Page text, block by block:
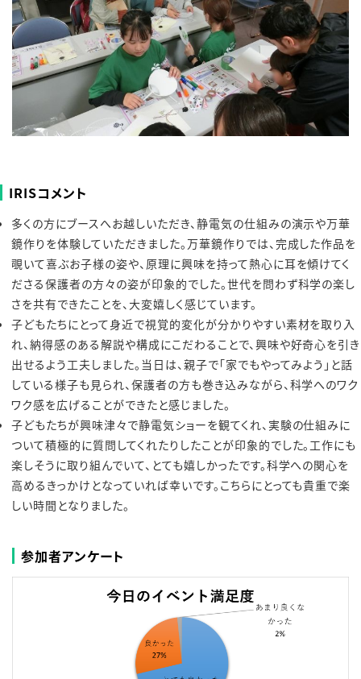
IRISコメント
多くの方にブースへお越しいただき、静電気の仕組みの演示や万華
鏡作りを体験していただきました。万華鏡作りでは、完成した作品を
覗いて喜ぶお子様の姿や、原理に興味を持って熱心に耳を傾けてく
ださる保護者の方々の姿が印象的でした。世代を問わず科学の楽し
さを共有できたことを、大変嬉しく感じています。
子どもたちにとって身近で視覚的変化が分かりやすい素材を取り入
れ、納得感のある解説や構成にこだわることで、興味や好奇心を引き
出せるよう工夫しました。当日は、親子で「家でもやってみよう」と話
している様子も見られ、保護者の方も巻き込みながら、科学へのワク
ワク感を広げることができたと感じました。
子どもたちが興味津々で静電気ショーを観てくれ、実験の仕組みに
ついて積極的に質問してくれたりしたことが印象的でした。工作にも
楽しそうに取り組んでいて、とても嬉しかったです。科学への関心を
高めるきっかけとなっていれば幸いです。こちらにとっても貴重で楽
しい時間となりました。
参加者アンケート